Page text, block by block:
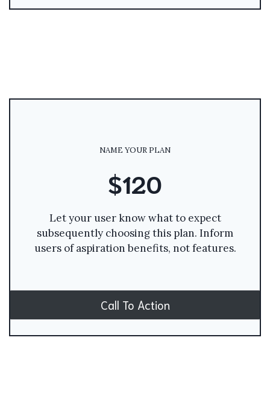
NAME YOUR PLAN
$120
Let your user know what to expect
subsequently choosing this plan. Inform
users of aspiration benefits, not features.
Call To Action